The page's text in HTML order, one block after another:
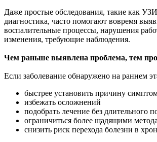
Даже простые обследования, такие как
диагностика, часто помогают вовремя
воспалительные процессы, нарушения
изменения, требующие наблюдения.
Чем раньше выявлена проблема, тем
Если заболевание обнаружено на раннем
быстрее установить причину
избежать осложнений
подобрать лечение без длительного
ограничиться более щадящими
снизить риск перехода болезни в